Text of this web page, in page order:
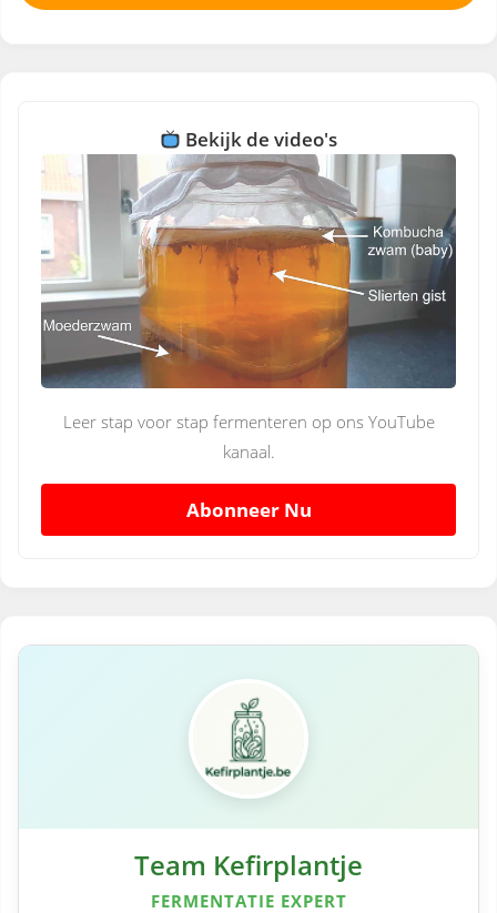
Bekijk de video's
Leer stap voor stap fermenteren op ons YouTube
kanaal.
Abonneer Nu
Team Kefirplantje
FERMENTATIE EXPERT